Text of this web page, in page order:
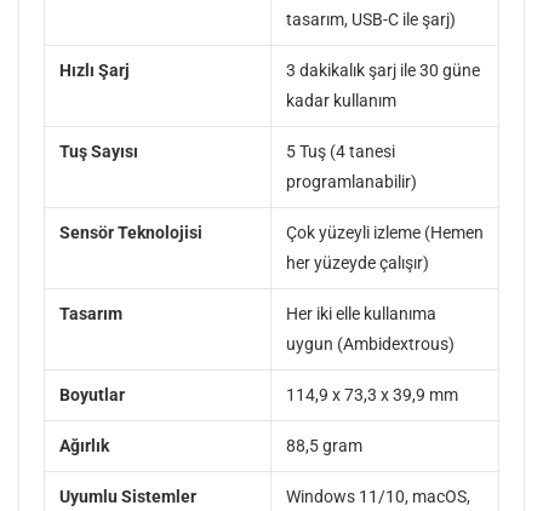
tasarım, USB-C ile şarj)
Hızlı Şarj
3 dakikalık şarj ile 30 güne
kadar kullanım
Tuş Sayısı
5 Tuş (4 tanesi
programlanabilir)
Sensör Teknolojisi
Çok yüzeyli izleme (Hemen
her yüzeyde çalışır)
Tasarım
Her iki elle kullanıma
uygun (Ambidextrous)
Boyutlar 114,9 x 73,3 x 39,9 mm
Ağırlık 88,5 gram
Uyumlu Sistemler
Windows 11/10, macOS,